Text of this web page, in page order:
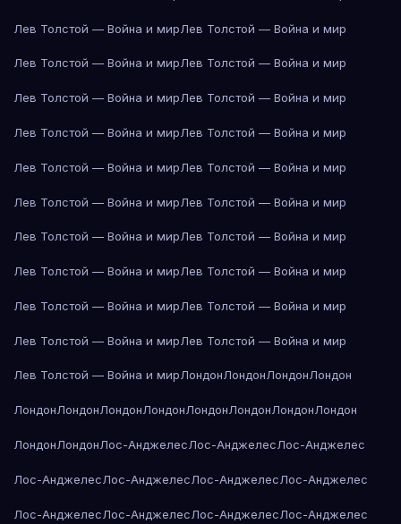
Лев Толстой — Война и мирЛев Толстой — Война и мир
Лев Толстой — Война и мирЛев Толстой — Война и мир
Лев Толстой — Война и мирЛев Толстой — Война и мир
Лев Толстой — Война и мирЛев Толстой — Война и мир
Лев Толстой — Война и мирЛев Толстой — Война и мир
Лев Толстой — Война и мирЛев Толстой — Война и мир
Лев Толстой — Война и мирЛев Толстой — Война и мир
Лев Толстой — Война и мирЛев Толстой — Война и мир
Лев Толстой — Война и мирЛев Толстой — Война и мир
Лев Толстой — Война и мирЛев Толстой — Война и мир
Лев Толстой — Война и мирЛондонЛондонЛондонЛондон
ЛондонЛондонЛондонЛондонЛондонЛондонЛондонЛондон
ЛондонЛондонЛос-АнджелесЛос-АнджелесЛос-Анджелес
Лос-АнджелесЛос-АнджелесЛос-АнджелесЛос-Анджелес
Лос-АнджелесЛос-АнджелесЛос-АнджелесЛос-Анджелес